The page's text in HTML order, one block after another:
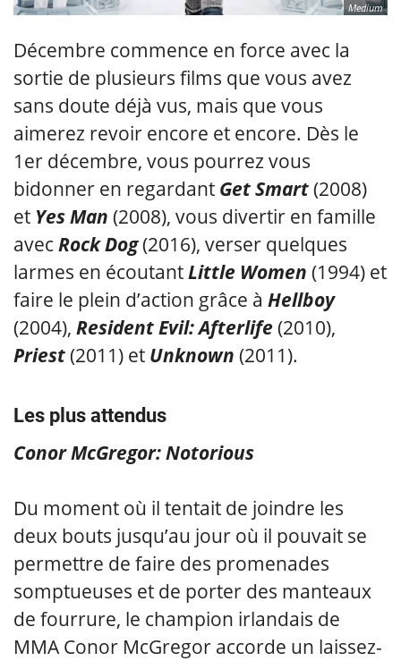
Medium
Décembre commence en force avec la
sortie de plusieurs films que vous avez
sans doute déjà vus, mais que vous
aimerez revoir encore et encore. Dès le
1er décembre, vous pourrez vous
bidonner en regardant Get Smart(2008)
et Yes Man (2008), vous divertir en famille
avecRock Dog(2016), verser quelques
larmes en écoutantLittle Women (1994) et
faire le plein d’action grâce à Hellboy
(2004), Resident Evil: Afterlife(2010),
Priest(2011) et Unknown (2011).
Les plus attendus
Conor McGregor: Notorious
Du moment où il tentait de joindre les
deux bouts jusqu’au jour où il pouvait se
permettre de faire des promenades
somptueuses et de porter des manteaux
de fourrure, le champion irlandais de
MMA Conor McGregor accorde un laissez-